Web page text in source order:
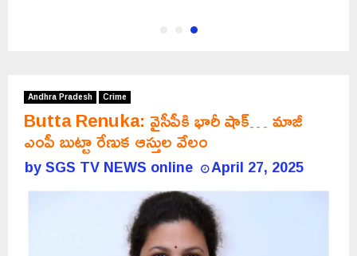
Andhra Pradesh Crime
Butta Renuka: వైసీపీకి భారీ షాక్… మాజీ
ఎంపీ బుట్టా రేణుక ఆస్తుల వేలం
bySGS TV NEWS online April 27, 2025